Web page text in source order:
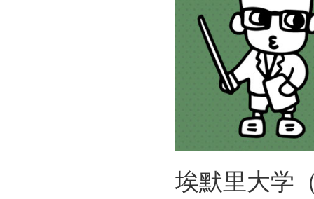
埃默里大学